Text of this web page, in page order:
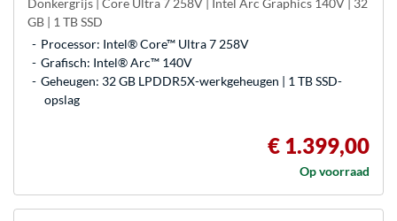
GB | 1 TB SSD
Processor: Intel® Core™ Ultra 7 258V
Grafisch: Intel® Arc™ 140V
Geheugen: 32 GB LPDDR5X-werkgeheugen | 1 TB SSD-
opslag
€ 1.399,00
Op voorraad